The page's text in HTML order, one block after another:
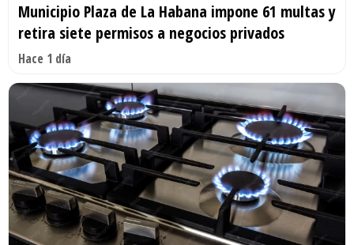
Municipio Plaza de La Habana impone 61 multas y
retira siete permisos a negocios privados
Hace 1 día